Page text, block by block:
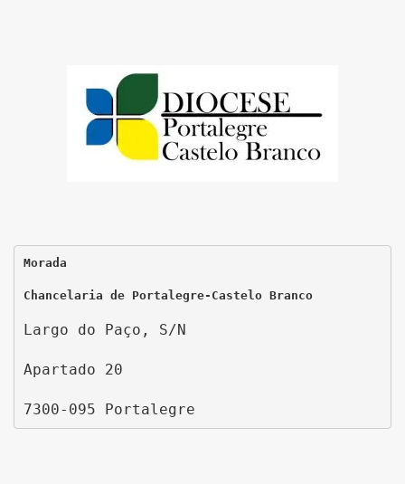
Morada
Chancelaria de Portalegre-Castelo Branco
Largo do Paço, S/N
Apartado 20
7300-095 Portalegre